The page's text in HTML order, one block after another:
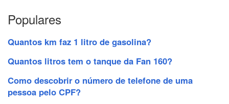
Populares
Quantos km faz 1 litro de gasolina?
Quantos litros tem o tanque da Fan 160?
Como descobrir o número de telefone de uma
pessoa pelo CPF?